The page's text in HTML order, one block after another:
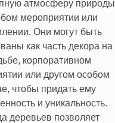
атмосферу природы
мероприятии или
Они могут быть
как часть декора на
корпоративном
или другом особом
чтобы придать ему
и уникальность.
деревьев позволяет